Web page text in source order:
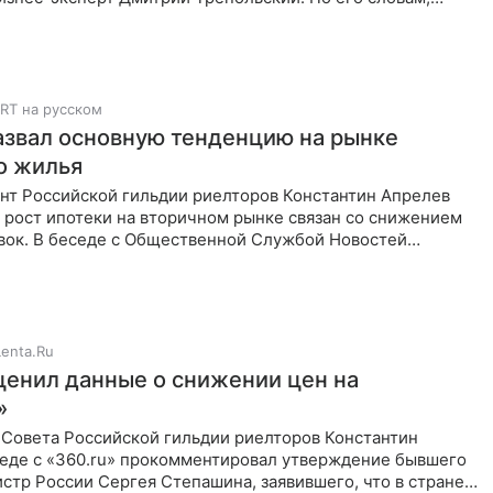
RT на русском
основную тенденцию на рынке
жилья
Российской гильдии риелторов Константин Апрелев
рост ипотеки на вторичном рынке связан со снижением
В беседе с Общественной Службой Новостей
данные о снижении цен на
Российской гильдии риелторов Константин
с «360.ru» прокомментировал утверждение бывшего
России Сергея Степашина, заявившего, что в стране